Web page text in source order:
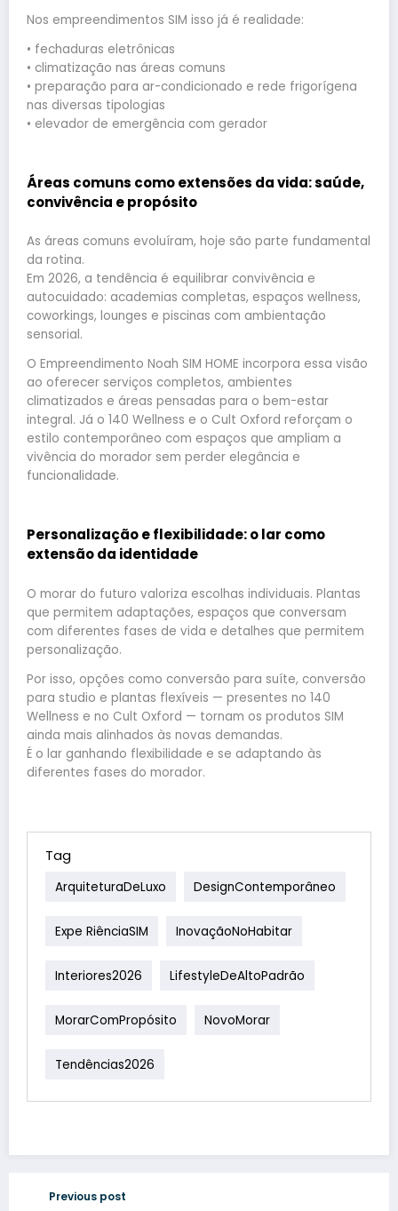
Nos empreendimentos SIM isso já é realidade:
• fechaduras eletrônicas
• climatização nas áreas comuns
• preparação para ar-condicionado e rede frigorígena
nas diversas tipologias
• elevador de emergência com gerador
Áreas comuns como extensões da vida: saúde,
convivência e propósito
As áreas comuns evoluíram, hoje são parte fundamental
da rotina.
Em 2026, a tendência é equilibrar convivência e
autocuidado: academias completas, espaços wellness,
coworkings, lounges e piscinas com ambientação
sensorial.
O Empreendimento Noah SIM HOME incorpora essa visão
ao oferecer serviços completos, ambientes
climatizados e áreas pensadas para o bem-estar
integral. Já o 140 Wellness e o Cult Oxford reforçam o
estilo contemporâneo com espaços que ampliam a
vivência do morador sem perder elegância e
funcionalidade.
Personalização e flexibilidade: o lar como
extensão da identidade
O morar do futuro valoriza escolhas individuais. Plantas
que permitem adaptações, espaços que conversam
com diferentes fases de vida e detalhes que permitem
personalização.
Por isso, opções como conversão para suíte, conversão
para studio e plantas flexíveis — presentes no 140
Wellness e no Cult Oxford — tornam os produtos SIM
ainda mais alinhados às novas demandas.
É o lar ganhando flexibilidade e se adaptando às
diferentes fases do morador.
Tag
ArquiteturaDeLuxo DesignContemporâneo
Expe RiênciaSIM InovaçãoNoHabitar
Interiores2026 LifestyleDeAltoPadrão
MorarComPropósito NovoMorar
Tendências2026
Previous post